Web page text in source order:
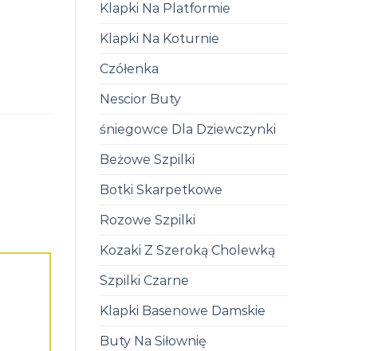
Klapki Na Platformie
Klapki Na Koturnie
Czółenka
Nescior Buty
śniegowce Dla Dziewczynki
Beżowe Szpilki
Botki Skarpetkowe
Rozowe Szpilki
Kozaki Z Szeroką Cholewką
Szpilki Czarne
Klapki Basenowe Damskie
Buty Na Siłownię